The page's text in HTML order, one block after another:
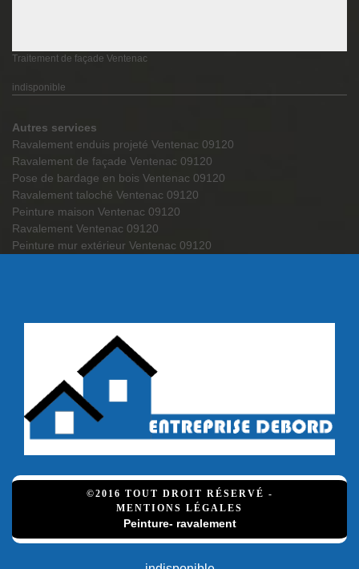
Traitement de façade Ventenac
indisponible
Autres services
Ravalement enduis projeté Ventenac 09120
Ravalement de façade Ventenac 09120
Pose de bardage en bois Ventenac 09120
Ravalement taloché Ventenac 09120
Peinture maison Ventenac 09120
Ravalement Ventenac 09120
Peinture mur extérieur Ventenac 09120
©2016 TOUT DROIT RÉSERVÉ -
MENTIONS LÉGALES
Peinture- ravalement